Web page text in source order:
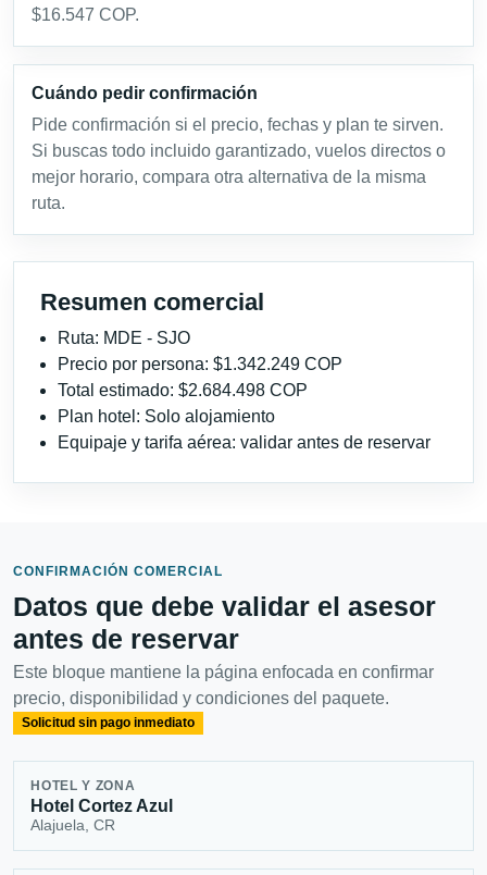
$16.547 COP.
Cuándo pedir confirmación
Pide confirmación si el precio, fechas y plan te sirven.
Si buscas todo incluido garantizado, vuelos directos o
mejor horario, compara otra alternativa de la misma
ruta.
Resumen comercial
Ruta: MDE - SJO
Precio por persona: $1.342.249 COP
Total estimado: $2.684.498 COP
Plan hotel: Solo alojamiento
Equipaje y tarifa aérea: validar antes de reservar
CONFIRMACIÓN COMERCIAL
Datos que debe validar el asesor
antes de reservar
Este bloque mantiene la página enfocada en confirmar
precio, disponibilidad y condiciones del paquete.
Solicitud sin pago inmediato
HOTEL Y ZONA
Hotel Cortez Azul
Alajuela, CR